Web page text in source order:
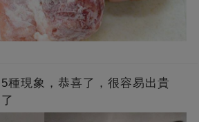
種現象，恭喜了，很容易出貴